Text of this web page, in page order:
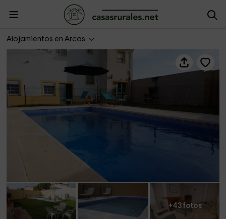
Alojamientos en Arcas
Cuencaloft Casa Rural Las Lagunas de Arcas
+43 fotos